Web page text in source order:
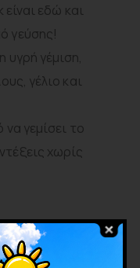
εδώ και
γεύσης!
υγρή γέμιση,
γέλιο και
γεμίσει το
χωρίς